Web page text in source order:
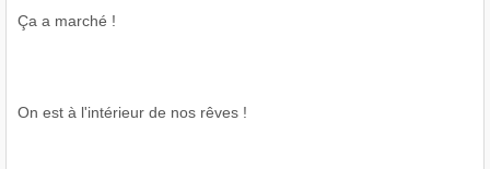
Ça a marché !
On est à l'intérieur de nos rêves !